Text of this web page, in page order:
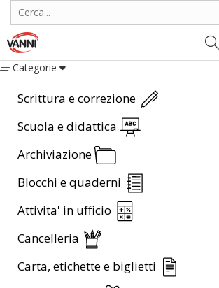
Categorie
Scrittura e correzione
Scuola e didattica
Archiviazione
Blocchi e quaderni
Attivita' in ufficio
Cancelleria
Carta, etichette e biglietti